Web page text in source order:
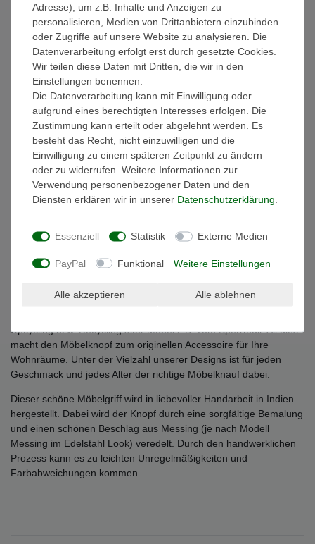
Bitte wählen Sie oben die gewünschte Sorte und Menge aus!
Dekorativer runder Möbelgriff aus Indien
Der dekorative Möbelgriff hat einen Durchmesser von etwa 3,5
cm und eine Tiefe von etwa 3 cm. Die Gesamtlänge inklusive der
Gewindestange beträgt ca. 8 cm, so dass der Knauf für Möbel mit
einer Stärke bis zu 4 cm bequem genutzt werden kann. Das
Gewinde hat einen Durchmesser von ca. 4 mm. Bei Bedarf lässt
sich das Gewinde mit einer einfachen Handeisensäge kürzen. Zur
schonenden Befestigung ist auf dem Gewinde eine Mutter samt
Unterlegscheibe angebracht.
bunte Knopf kann ganz einfach montiert werden und so leicht für
Abwechslung sorgen. Frische und bunte Farben können schlichte
einfarbige Kommoden oder Schränke aufpeppen und alten oder
Messingbeschläge verleihen dem Knauf einen schönen Vintage
Upcycling bzw. Recycling alter Möbel z.B. vom Sperrmüll. All dies
macht den Möbelknopf zum originellen Accessoire für Ihre
Wohnräume. Unter der Vielzahl unserer Designs ist für jeden
Geschmack und jedes Alter der richtige Möbelknauf dabei.
Dieser schöne Möbelgriff wird in liebevoller Handarbeit in Indien
hergestellt. Dabei wird der Knopf durch eine sorgfältige Bemalung
und einen schönen Beschlag aus Messing (je nach Modell
Messing im Edelstahl Look) veredelt. Durch den handwerklichen
Prozess kann es zu leichten Unregelmäßigkeiten und
Farbabweichungen kommen.
Adresse), um z.B. Inhalte und Anzeigen zu
personalisieren, Medien von Drittanbietern einzubinden
oder Zugriffe auf unsere Website zu analysieren. Die
Datenverarbeitung erfolgt erst durch gesetzte Cookies.
Wir teilen diese Daten mit Dritten, die wir in den
Einstellungen benennen.
Die Datenverarbeitung kann mit Einwilligung oder
aufgrund eines berechtigten Interesses erfolgen. Die
Zustimmung kann erteilt oder abgelehnt werden. Es
besteht das Recht, nicht einzuwilligen und die
Einwilligung zu einem späteren Zeitpunkt zu ändern
oder zu widerrufen. Weitere Informationen zur
Verwendung personenbezogener Daten und den
Diensten erklären wir in unserer Daten­schutz­erklärung
Essenziell Statistik Externe Medien
PayPal Funktional Weitere Einstellungen
Alle akzeptieren Alle ablehnen